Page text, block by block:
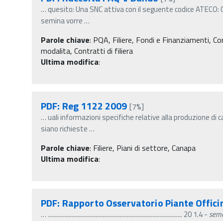
… quesito: Una SNC attiva con il seguente codice
semina vorre…
Parole chiave: PQA, Filiere, Fondi e Finanziamenti,
modalita, Contratti di filiera
Ultima modifica:
PDF: Reg 1122 2009 [7%]
…uali informazioni specifiche relative alla produzione
siano richieste…
Parole chiave: Filiere, Piani di settore, Canapa
Ultima modifica:
PDF: Rapporto Osservatorio Piante
….......................................................................................... 20 1.4 -